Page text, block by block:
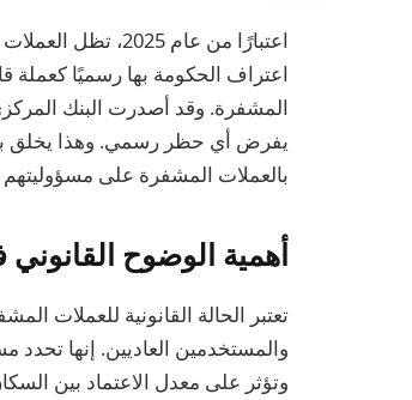
اعتبارًا من عام
اعتراف الحكومة بها رسميًا كعملة
المشفرة. وقد أصدرت البنك
يفرض أي حظر رسمي. وهذا يخلق
بالعملات المشفرة على
أهمية الوضوح
تعتبر الحالة القانونية للعملات
والمستخدمين العاديين. إنها تحدد
وتؤثر على معدل الاعتماد بين